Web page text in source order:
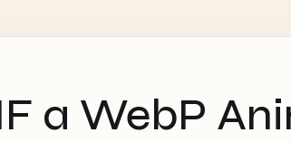
a WebP